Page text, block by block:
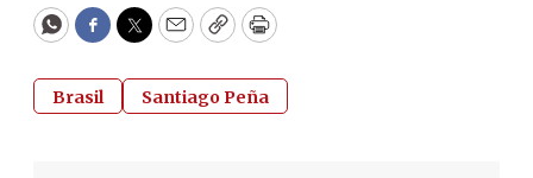
WhatsApp
Facebook
Twitter
EmailCopyPrint
Brasil Santiago Peña